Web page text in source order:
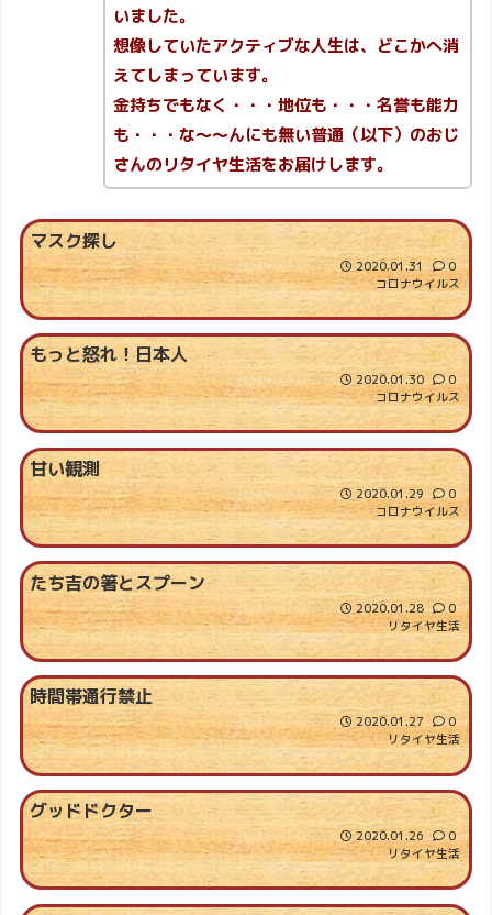
いました。
想像していたアクティブな人生は、どこかへ消
えてしまっています。
金持ちでもなく・・・地位も・・・名誉も能力
も・・・な～～んにも無い普通（以下）のおじ
さんのリタイヤ生活をお届けします。
マスク探し
2020.01.31
0
コロナウイルス
もっと怒れ！日本人
2020.01.30
0
コロナウイルス
甘い観測
2020.01.29
0
コロナウイルス
たち吉の箸とスプーン
2020.01.28
0
リタイヤ生活
時間帯通行禁止
2020.01.27
0
リタイヤ生活
グッドドクター
2020.01.26
0
リタイヤ生活